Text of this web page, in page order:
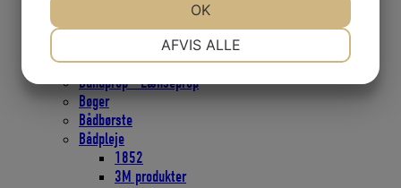
Brændstofdunke
Brændstoftanke
Brændstoftanke -Sensorer
Bundprop - Lænseprop
Bøger
Bådbørste
Bådpleje
1852
3M produkter
MARKETING
AFVIS ALLE
OK